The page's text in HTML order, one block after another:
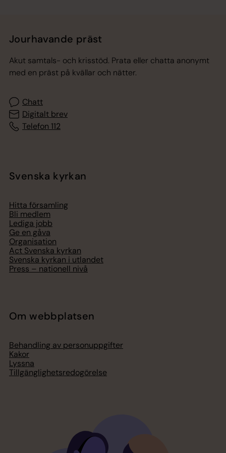
Jourhavande präst
Akut samtals- och krisstöd. Prata eller chatta anonymt
med en präst på kvällar och nätter.
Chatt
Digitalt brev
Telefon 112
Svenska kyrkan
Hitta församling
Bli medlem
Lediga jobb
Ge en gåva
Organisation
Act Svenska kyrkan
Svenska kyrkan i utlandet
Press – nationell nivå
Om webbplatsen
Behandling av personuppgifter
Kakor
Lyssna
Tillgänglighetsredogörelse